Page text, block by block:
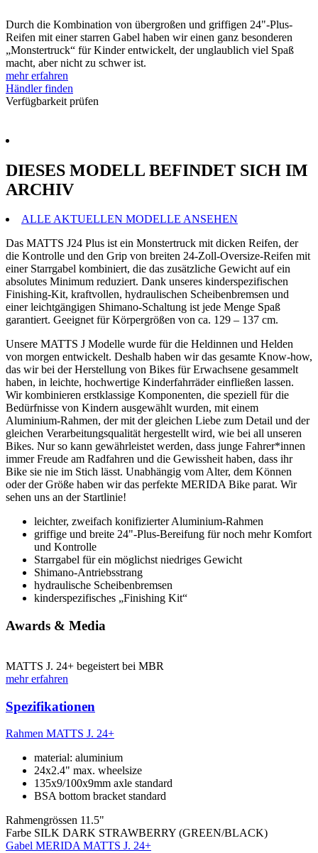
Durch die Kombination von übergroßen und griffigen 24"-Plus-
Reifen mit einer starren Gabel haben wir einen ganz besonderen
„Monstertruck“ für Kinder entwickelt, der unglaublich viel Spaß
macht, aber nicht zu schwer ist.
mehr erfahren
Händler finden
Verfügbarkeit prüfen
DIESES MODELL BEFINDET SICH IM
ARCHIV
ALLE AKTUELLEN MODELLE ANSEHEN
Das MATTS J24 Plus ist ein Monstertruck mit dicken Reifen, der
die Kontrolle und den Grip von breiten 24-Zoll-Oversize-Reifen mit
einer Starrgabel kombiniert, die das zusätzliche Gewicht auf ein
absolutes Minimum reduziert. Dank unseres kinderspezifischen
Finishing-Kit, kraftvollen, hydraulischen Scheibenbremsen und
einer leichtgängigen Shimano-Schaltung ist jede Menge Spaß
garantiert. Geeignet für Körpergrößen von ca. 129 – 137 cm.
Unsere MATTS J Modelle wurde für die Heldinnen und Helden
von morgen entwickelt. Deshalb haben wir das gesamte Know-how,
das wir bei der Herstellung von Bikes für Erwachsene gesammelt
haben, in leichte, hochwertige Kinderfahrräder einfließen lassen.
Wir kombinieren erstklassige Komponenten, die speziell für die
Bedürfnisse von Kindern ausgewählt wurden, mit einem
Aluminium-Rahmen, der mit der gleichen Liebe zum Detail und der
gleichen Verarbeitungsqualität hergestellt wird, wie bei all unseren
Bikes. Nur so kann gewährleistet werden, dass junge Fahrer*innen
immer Freude am Radfahren und die Gewissheit haben, dass ihr
Bike sie nie im Stich lässt. Unabhängig vom Alter, dem Können
oder der Größe haben wir das perfekte MERIDA Bike parat. Wir
sehen uns an der Startlinie!
leichter, zweifach konifizierter Aluminium-Rahmen
griffige und breite 24"-Plus-Bereifung für noch mehr Komfort
und Kontrolle
Starrgabel für ein möglichst niedriges Gewicht
Shimano-Antriebsstrang
hydraulische Scheibenbremsen
kinderspezifisches „Finishing Kit“
Awards & Media
MATTS J. 24+ begeistert bei MBR
mehr erfahren
Spezifikationen
Rahmen MATTS J. 24+
material: aluminium
24x2.4" max. wheelsize
135x9/100x9mm axle standard
BSA bottom bracket standard
Rahmengrössen 11.5"
Farbe SILK DARK STRAWBERRY (GREEN/BLACK)
Gabel MERIDA MATTS J. 24+